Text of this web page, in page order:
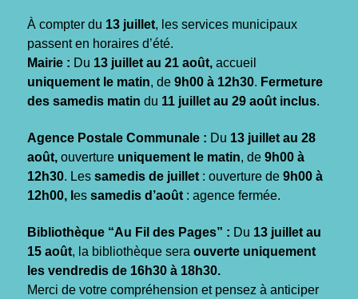
À compter du 13 juillet, les services municipaux
passent en horaires d’été.
Mairie : Du 13 juillet au 21 août, accueil
uniquement le matin, de 9h00 à 12h30. Fermeture
des samedis matin du 11 juillet au 29 août inclus.
Agence Postale Communale : Du 13 juillet au 28
août, ouverture uniquement le matin, de 9h00 à
12h30. Les samedis de juillet : ouverture de 9h00 à
12h00, l es samedis d’août : agence fermée.
Bibliothèque “Au Fil des Pages” : Du 13 juillet au
15 août, la bibliothèque sera ouverte uniquement
les vendredis de 16h30 à 18h30.
Merci de votre compréhension et pensez à anticiper